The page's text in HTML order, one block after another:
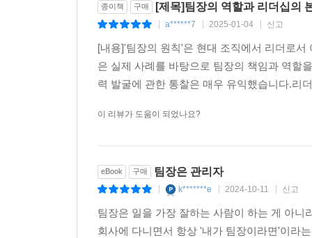
종이책 구매 [제목]팀장의 역할과 리더십의
a******7 2025-01-04 신고
[내용]'팀장의 원칙'은 현대 조직에서 리더로
은 실제 사례를 바탕으로 팀장의 책임과 역할
력 발굴에 관한 통찰은 매우 유익했습니다.리
이 리뷰가 도움이 되었나요?
eBook 구매 팀장은 관리자
k*******e 2024-10-11 신고
팀장은 일을 가장 잘하는 사람이 하는 게 아
회사에 다니면서 항상 '내가 팀장이라면'이라